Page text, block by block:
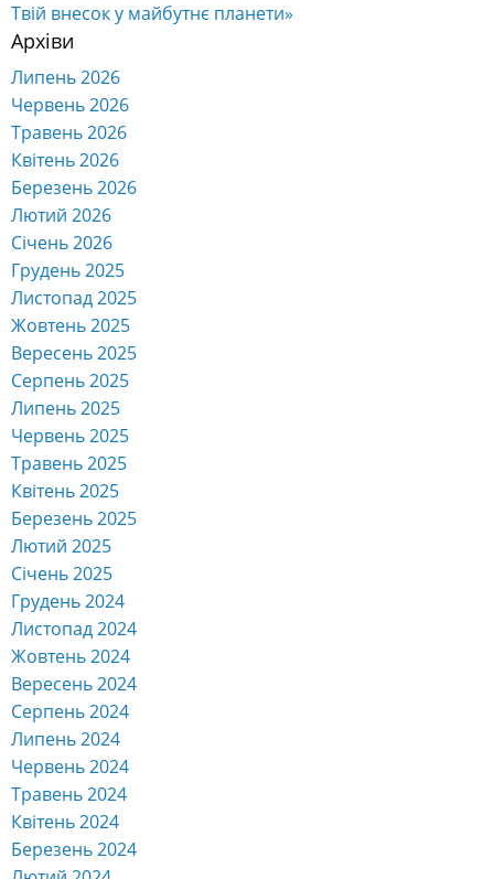
Твій внесок у майбутнє планети»
Архіви
Липень 2026
Червень 2026
Травень 2026
Квітень 2026
Березень 2026
Лютий 2026
Січень 2026
Грудень 2025
Листопад 2025
Жовтень 2025
Вересень 2025
Серпень 2025
Липень 2025
Червень 2025
Травень 2025
Квітень 2025
Березень 2025
Лютий 2025
Січень 2025
Грудень 2024
Листопад 2024
Жовтень 2024
Вересень 2024
Серпень 2024
Липень 2024
Червень 2024
Травень 2024
Квітень 2024
Березень 2024